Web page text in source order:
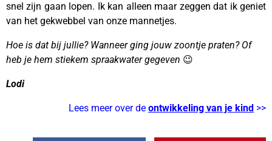
snel zijn gaan lopen. Ik kan alleen maar zeggen dat ik geniet
van het gekwebbel van onze mannetjes.
Hoe is dat bij jullie? Wanneer ging jouw zoontje praten? Of
heb je hem stiekem spraakwater gegeven 😉
Lodi
Lees meer over de ontwikkeling van je kind >>